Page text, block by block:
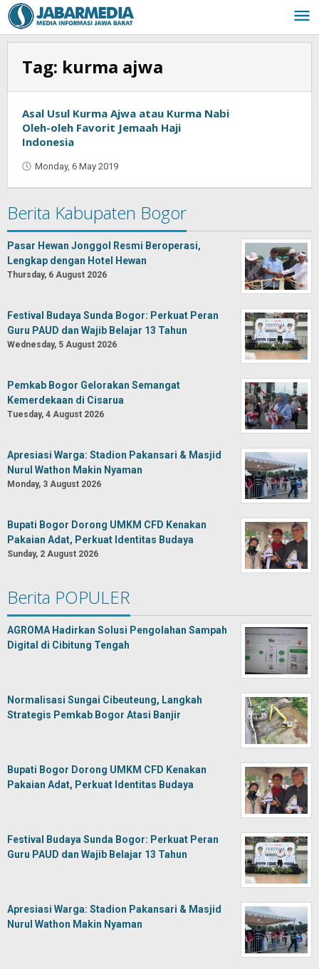
Skip
to
content
Tag: kurma ajwa
Asal Usul Kurma Ajwa atau Kurma Nabi
Oleh-oleh Favorit Jemaah Haji
Indonesia
Monday, 6 May 2019
Berita Kabupaten Bogor
Pasar Hewan Jonggol Resmi Beroperasi,
Lengkap dengan Hotel Hewan
Thursday, 6 August 2026
Festival Budaya Sunda Bogor: Perkuat Peran
Guru PAUD dan Wajib Belajar 13 Tahun
Wednesday, 5 August 2026
Pemkab Bogor Gelorakan Semangat
Kemerdekaan di Cisarua
Tuesday, 4 August 2026
Apresiasi Warga: Stadion Pakansari & Masjid
Nurul Wathon Makin Nyaman
Monday, 3 August 2026
Bupati Bogor Dorong UMKM CFD Kenakan
Pakaian Adat, Perkuat Identitas Budaya
Sunday, 2 August 2026
Berita POPULER
AGROMA Hadirkan Solusi Pengolahan Sampah
Digital di Cibitung Tengah
Normalisasi Sungai Cibeuteung, Langkah
Strategis Pemkab Bogor Atasi Banjir
Bupati Bogor Dorong UMKM CFD Kenakan
Pakaian Adat, Perkuat Identitas Budaya
Festival Budaya Sunda Bogor: Perkuat Peran
Guru PAUD dan Wajib Belajar 13 Tahun
Apresiasi Warga: Stadion Pakansari & Masjid
Nurul Wathon Makin Nyaman